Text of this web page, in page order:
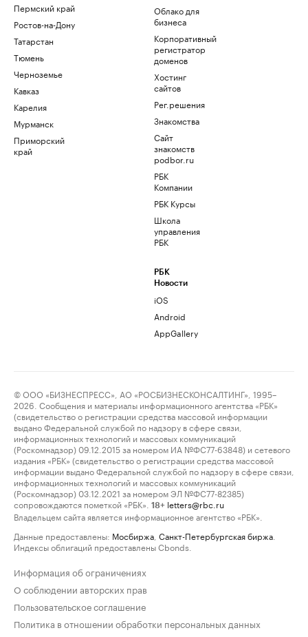
Пермский край
Ростов-на-Дону
Татарстан
Тюмень
Черноземье
Кавказ
Карелия
Мурманск
Приморский
край
Облако для
бизнеса
Корпоративный
регистратор
доменов
Хостинг
сайтов
Рег.решения
Знакомства
Сайт
знакомств
podbor.ru
РБК
Компании
РБК Курсы
Школа
управления
РБК
РБК
Новости
iOS
Android
AppGallery
© ООО «БИЗНЕСПРЕСС», АО «РОСБИЗНЕСКОНСАЛТИНГ», 1995–
2026. Сообщения и материалы информационного агентства «РБК»
(свидетельство о регистрации средства массовой информации
выдано Федеральной службой по надзору в сфере связи,
информационных технологий и массовых коммуникаций
(Роскомнадзор) 09.12.2015 за номером ИА №ФС77-63848) и сетевого
издания «РБК» (свидетельство о регистрации средства массовой
информации выдано Федеральной службой по надзору в сфере связи,
информационных технологий и массовых коммуникаций
(Роскомнадзор) 03.12.2021 за номером ЭЛ №ФС77-82385)
сопровождаются пометкой «РБК».
18+ letters@rbc.ru
Владельцем сайта является информационное агентство «РБК».
Данные предоставлены: Мосбиржа Санкт-Петербургская биржа
Индексы облигаций предоставлены Cbonds.
Информация об ограничениях
О соблюдении авторских прав
Пользовательское соглашение
Политика в отношении обработки персональных данных